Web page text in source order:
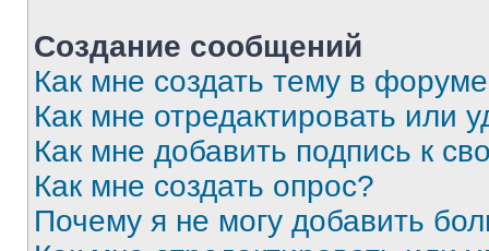
Создание сообщений
Как мне создать тему в
Как мне отредактировать или
Как мне добавить подпись к
Как мне создать опрос?
Почему я не могу добавить